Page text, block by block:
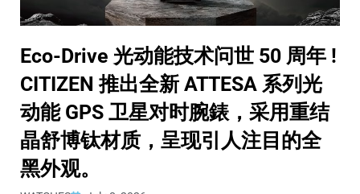
Eco-Drive 光动能技术问世 50 周年 !
CITIZEN 推出全新 ATTESA 系列光
动能 GPS 卫星对时腕錶，采用重结
晶舒博钛材质，呈现引人注目的全
黑外观。